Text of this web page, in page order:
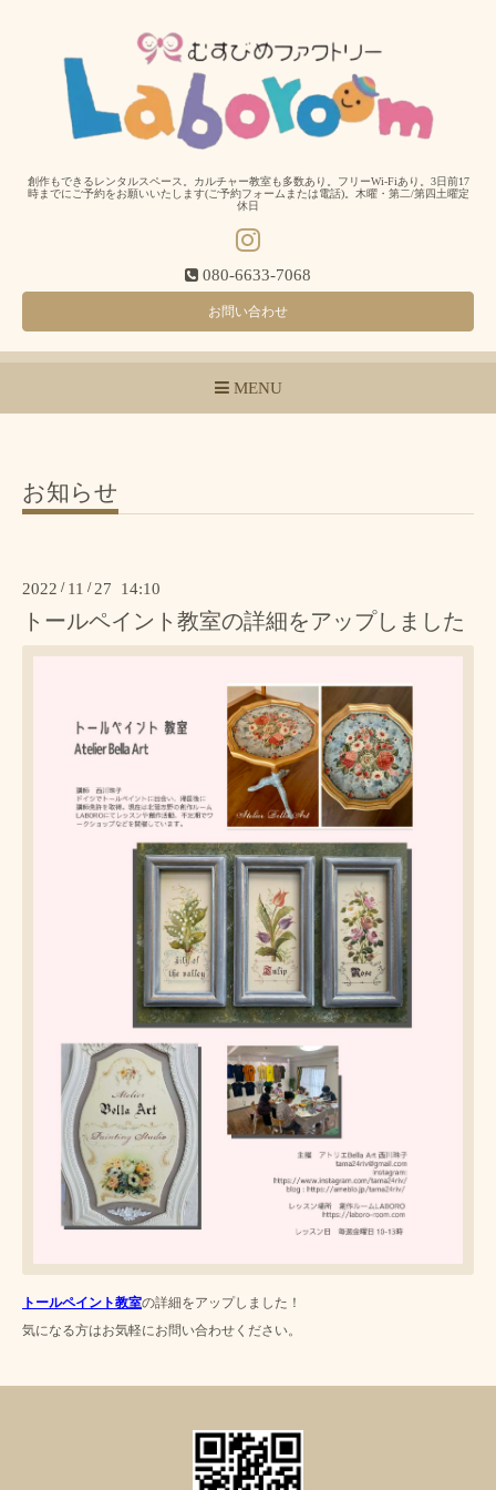
創作もできるレンタルスペース。カルチャー教室も多数あり。フリーWi-Fiあり。3日前17
時までにご予約をお願いいたします(ご予約フォームまたは電話)。木曜・第二/第四土曜定
休日
080-6633-7068
お問い合わせ
MENU
お知らせ
2022 / 11 / 27 14:10
トールペイント教室の詳細をアップしました
トールペイント教室の詳細をアップしました！
気になる方はお気軽にお問い合わせください。